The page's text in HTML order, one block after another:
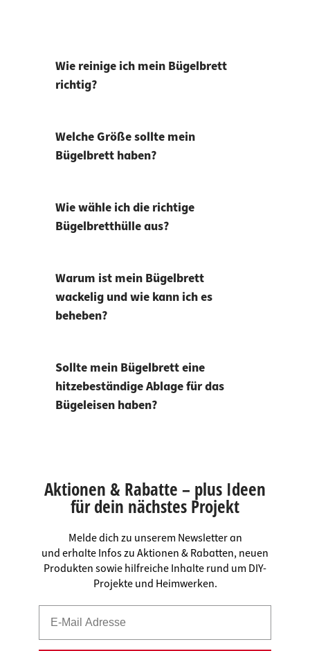
Wie reinige ich mein Bügelbrett
richtig?
Welche Größe sollte mein
Bügelbrett haben?
Wie wähle ich die richtige
Bügelbretthülle aus?
Warum ist mein Bügelbrett
wackelig und wie kann ich es
beheben?
Sollte mein Bügelbrett eine
hitzebeständige Ablage für das
Bügeleisen haben?
Aktionen & Rabatte – plus Ideen
für dein nächstes Projekt
Melde dich zu unserem Newsletter an
und erhalte Infos zu Aktionen & Rabatten, neuen
Produkten sowie hilfreiche Inhalte rund um DIY-
Projekte und Heimwerken.